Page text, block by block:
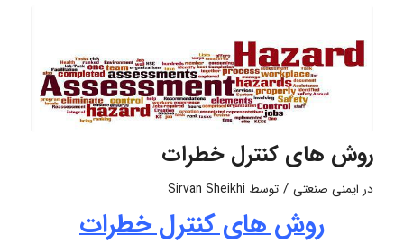
روش های کنترل خطرات
در ایمنی صنعتی / توسط Sirvan Sheikhi
روش های کنترل خطرات